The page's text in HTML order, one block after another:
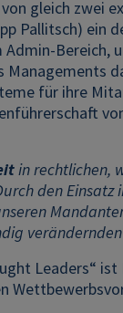
gleich zwei
Pallitsch) ein
Bereich,
Managements
für ihre
in rechtlichen,
den Einsatz
Leaders“ ist